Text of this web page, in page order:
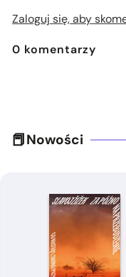
Zaloguj się, aby
0 komentarzy
Nowości